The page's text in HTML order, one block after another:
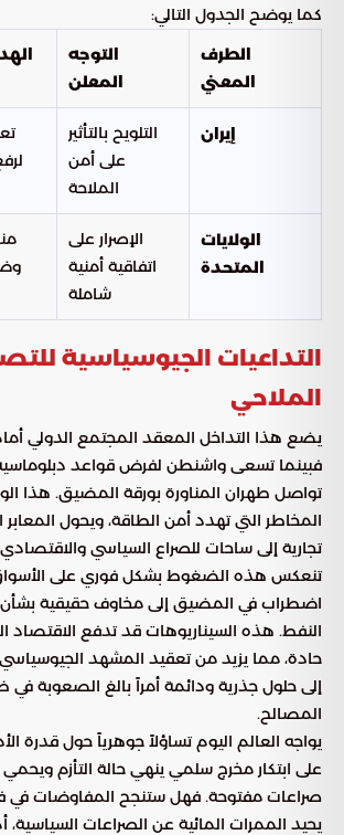
كما يوضح الجدول التالي:
الطرف
المعني
التوجه
المعلن
إيران
التلويح بالتأثير
على أمن
الملاحة
الولايات
المتحدة
الإصرار على
اتفاقية أمنية
شاملة
التداعيات الجيوسياسية
الملاحي
يضع هذا التداخل المعقد المجتمع الدولي
فبينما تسعى واشنطن لفرض قواعد
تواصل طهران المناورة بورقة المضيق. هذا
المخاطر التي تهدد أمن الطاقة، ويحول
تجارية إلى ساحات للصراع السياسي
تنعكس هذه الضغوط بشكل فوري على
اضطراب في المضيق إلى مخاوف حقيقية بشأن
النفط. هذه السيناريوهات قد تدفع الاقتصاد
حادة، مما يزيد من تعقيد المشهد
إلى حلول جذرية ودائمة أمراً بالغ الصعوبة
المصالح.
يواجه العالم اليوم تساؤلاً جوهرياً حول قدرة
على ابتكار مخرج سلمي ينهي حالة التأزم
صراعات مفتوحة. فهل ستنجح المفاوضات في
يحيد الممرات المائية عن الصراعات